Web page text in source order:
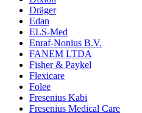
Dräger
Edan
ELS-Med
Enraf-Nonius B.V.
FANEM LTDA
Fisher & Paykel
Flexicare
Folee
Fresenius Kabi
Fresenius Medical Care